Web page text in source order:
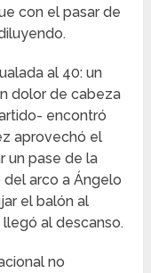
con el pasar de
al 40: un
dolor de cabeza
encontró
aprovechó el
un pase de la
arco a Ángelo
el balón al
al descanso.
no